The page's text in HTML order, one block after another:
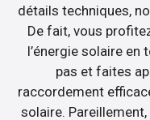
détails techniques,
De fait, vous
l’énergie solaire en
pas et faites
raccordement
solaire.